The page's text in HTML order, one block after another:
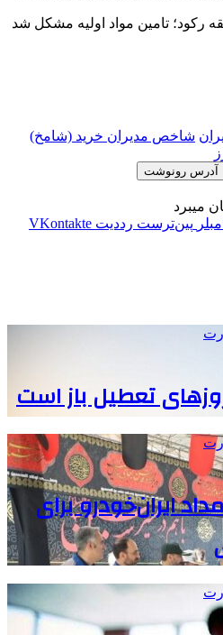
شاخص مدیران خرید (شامخ)
آدرس رونوشت
‫پین‌ترست ‫رددیت ‫VKontakte
تعطیل باز است
ایران‌خودرو برای